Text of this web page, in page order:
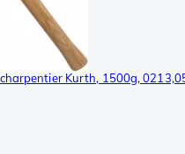
Kurth, 1500g,